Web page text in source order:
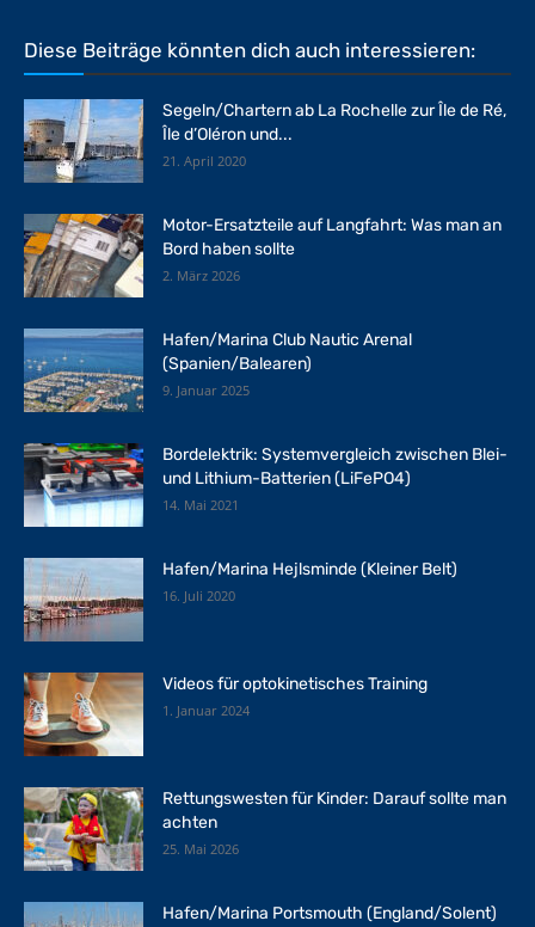
Diese Beiträge könnten dich auch interessieren:
Segeln/Chartern ab La Rochelle zur Île de Ré,
Île d’Oléron und...
21. April 2020
Motor-Ersatzteile auf Langfahrt: Was man an
Bord haben sollte
2. März 2026
Hafen/Marina Club Nautic Arenal
(Spanien/Balearen)
9. Januar 2025
Bordelektrik: Systemvergleich zwischen Blei-
und Lithium-Batterien (LiFePO4)
14. Mai 2021
Hafen/Marina Hejlsminde (Kleiner Belt)
16. Juli 2020
Videos für optokinetisches Training
1. Januar 2024
Rettungswesten für Kinder: Darauf sollte man
achten
25. Mai 2026
Hafen/Marina Portsmouth (England/Solent)